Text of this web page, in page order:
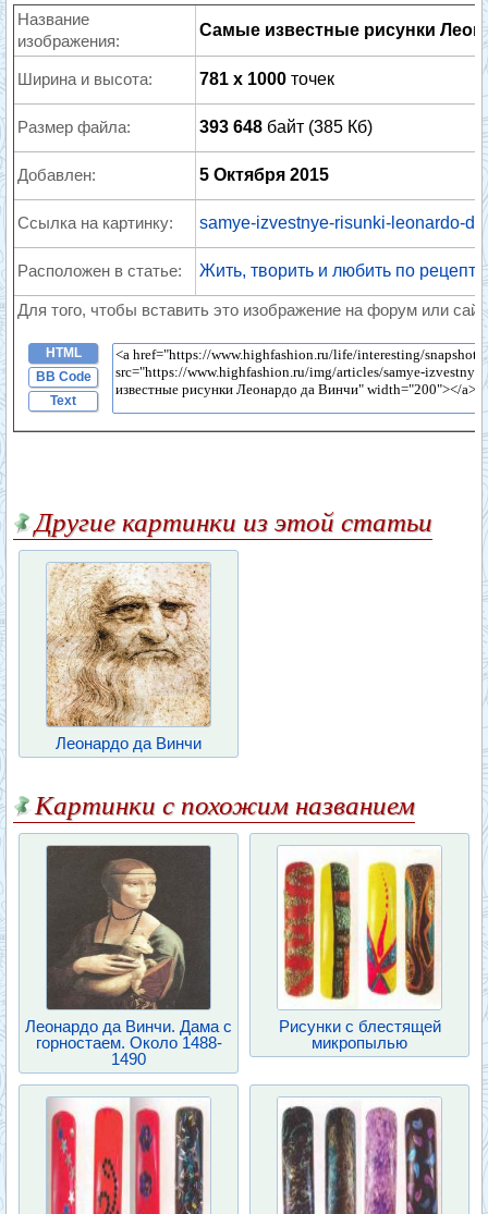
Название
изображения:
Самые известные рисунки
Ширина и высота: 781 x 1000 точек
Размер файла: 393 648 байт (385 Кб)
Добавлен: 5 Октября 2015
Ссылка на картинку: samye-izvestnye-risunki-leonardo-
Расположен в статье: Жить, творить и любить по
Для того, чтобы вставить это изображение на форум или
HTML
BB Code
Text
Другие картинки из этой статьи
Леонардо да Винчи
Картинки с похожим названием
Леонардо да Винчи. Дама с
горностаем. Около 1488-
1490
Рисунки с блестящей
микропылью